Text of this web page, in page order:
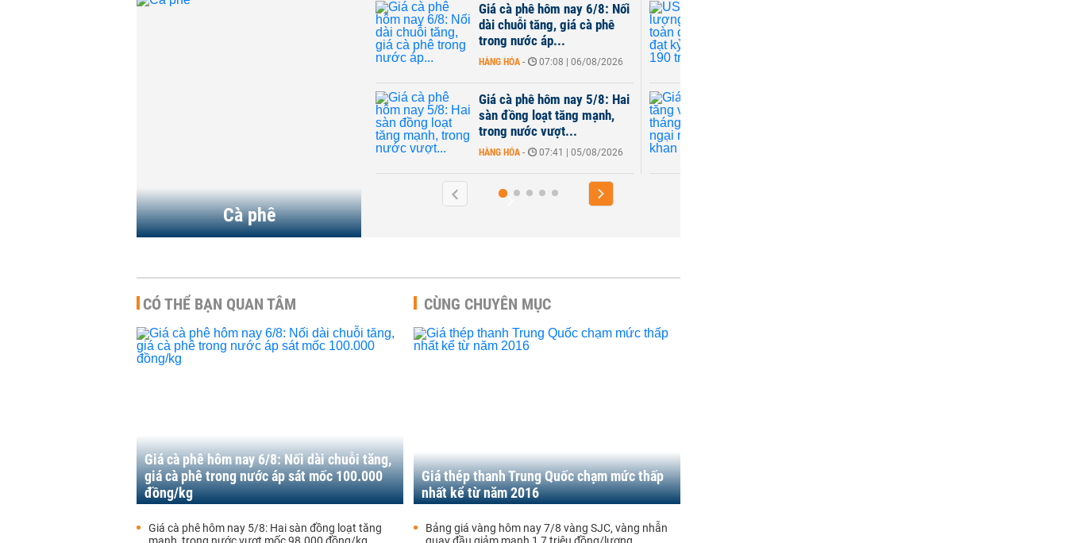
Cà phê
Giá cà phê hôm nay 6/8: Nối
dài chuỗi tăng, giá cà phê
trong nước áp...
HÀNG HÓA - 07:08 | 06/08/2026
Giá cà phê hôm nay 5/8: Hai
sàn đồng loạt tăng mạnh,
trong nước vượt...
HÀNG HÓA - 07:41 | 05/08/2026
CÓ THỂ BẠN QUAN TÂM
Giá cà phê hôm nay 6/8: Nối dài chuỗi tăng,
giá cà phê trong nước áp sát mốc 100.000
đồng/kg
Giá cà phê hôm nay 5/8: Hai sàn đồng loạt tăng
CÙNG CHUYÊN MỤC
Giá thép thanh Trung Quốc chạm mức thấp
nhất kể từ năm 2016
Bảng giá vàng hôm nay 7/8 vàng SJC, vàng nhẫn